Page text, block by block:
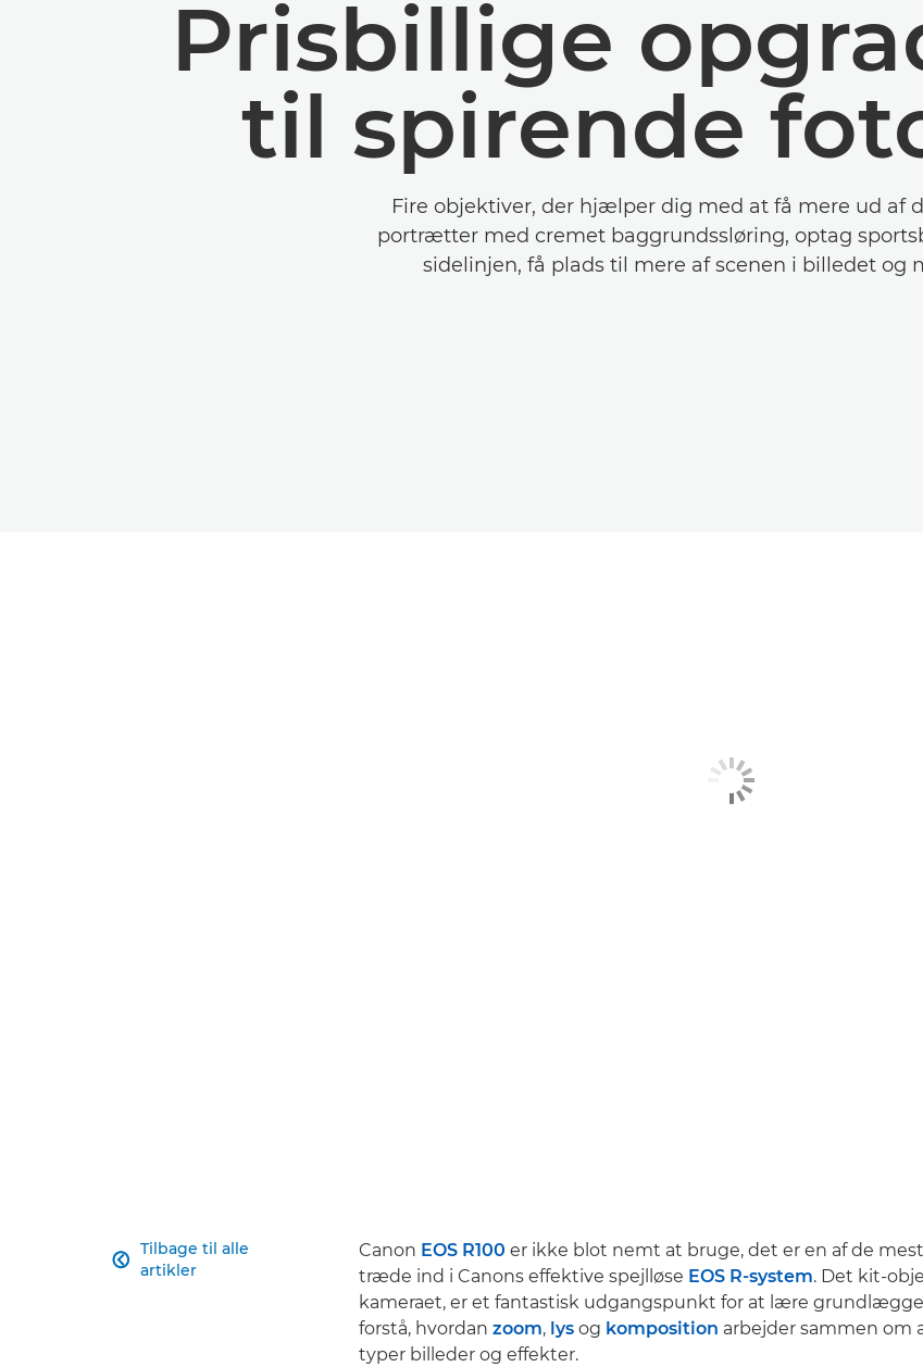
Prisbillige
til spirende
Fire objektiver, der hjælper dig med at få mere ud af
portrætter med cremet baggrundssløring, optag
sidelinjen, få plads til mere af scenen i billedet og
Tilbage til alle
artikler
 Canon EOS R100 er ikke blot nemt at bruge, det er en af de
træde ind i Canons effektive spejlløse EOS R-system. Det kit-
kameraet, er et fantastisk udgangspunkt for at lære
forstå, hvordan zoom, lys og komposition arbejder sammen om
typer billeder og effekter.